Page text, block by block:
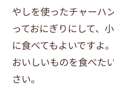
やしを使ったチャーハ
っておにぎりにして、
に食べてもよいですよ
おいしいものを食べた
さい。